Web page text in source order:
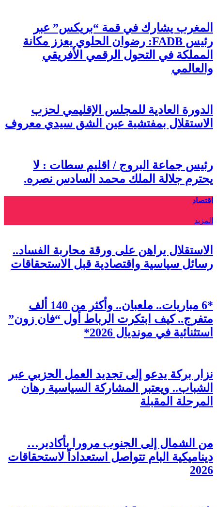
المغرب يشارك في قمة “بريكس” عبر
رئيس FADB: رضوان الحلوي يعزز مكانة
المملكة في التحول الرقمي الأفريقي
والعالمي
الدورة العادية للمجلس الإقليمي لحزب
الاستقلال بمفتشية عين الشق سيدي معروف
رئيس جماعة البروج / اقليم سطات : لا
يحترم جلالة الملك محمد السادس نصره.
اقتصاد
المزيد
الاستقلال يراهن على ورقة محاربة الفساد..
رسائل سياسية واقتصادية قبل الاستحقاقات
*6 مباريات.. ملعبان.. وأكثر من 140 ألف
متفرج.. كيف ابتكرت الرباط أول “فان زون”
استثنائية في مونديال 2026*
نزار بركة يدعو إلى تجديد العمل الحزبي عبر
الشباب.. ويعتبر المشاركة السياسية رهان
المرحلة المقبلة
من الشمال إلى الجنوب مرورا بأكادير…
ديناميكية البام تتواصل استعداداً لاستحقاقات
2026